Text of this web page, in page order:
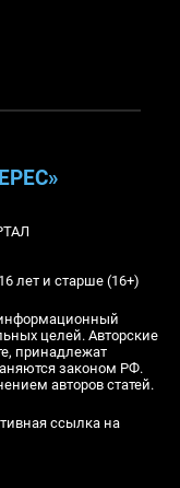
лет и старше (16+)
целей. Авторские
принадлежат
законом РФ.
авторов статей.
ссылка на